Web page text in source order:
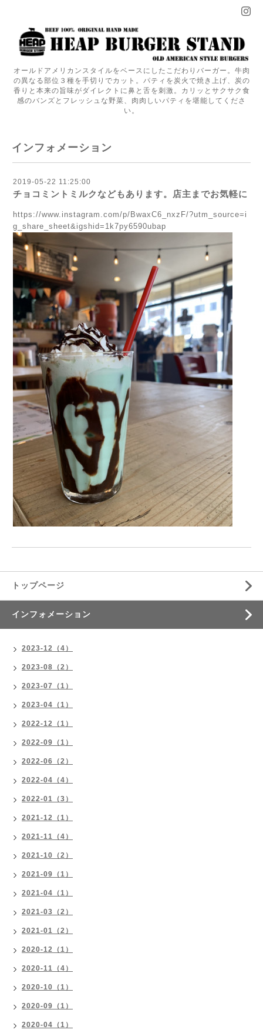
オールドアメリカンスタイルをベースにしたこだわりバーガー。牛肉
の異なる部位３種を手切りでカット。パティを炭火で焼き上げ、炭の
香りと本来の旨味がダイレクトに鼻と舌を刺激。カリッとサクサク食
感のバンズとフレッシュな野菜、肉肉しいパティを堪能してくださ
い。
インフォメーション
2019-05-22 11:25:00
チョコミントミルクなどもあります。店主までお気軽に
https://www.instagram.com/p/BwaxC6_nxzF/?utm_source=i
g_share_sheet&igshid=1k7py6590ubap
トップページ
インフォメーション
2023-12（4）
2023-08（2）
2023-07（1）
2023-04（1）
2022-12（1）
2022-09（1）
2022-06（2）
2022-04（4）
2022-01（3）
2021-12（1）
2021-11（4）
2021-10（2）
2021-09（1）
2021-04（1）
2021-03（2）
2021-01（2）
2020-12（1）
2020-11（4）
2020-10（1）
2020-09（1）
2020-04（1）